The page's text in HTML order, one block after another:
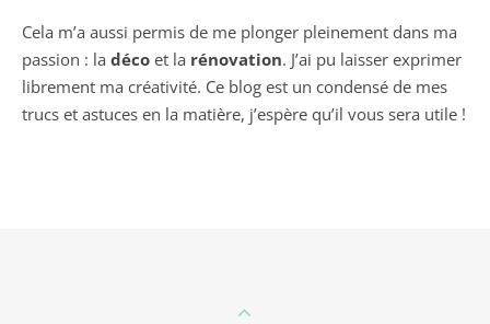
Cela m’a aussi permis de me plonger pleinement dans ma
passion : la déco et la rénovation. J’ai pu laisser exprimer
librement ma créativité. Ce blog est un condensé de mes
trucs et astuces en la matière, j’espère qu’il vous sera utile !